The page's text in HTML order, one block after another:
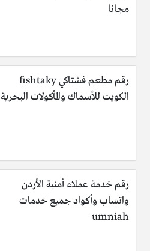
مجانا
رقم مطعم فشتاكي fishtaky
الكويت للأسماك والمأكولات البحرية
رقم خدمة عملاء أمنية الأردن
واتساب وأكواد جميع خدمات
umniah